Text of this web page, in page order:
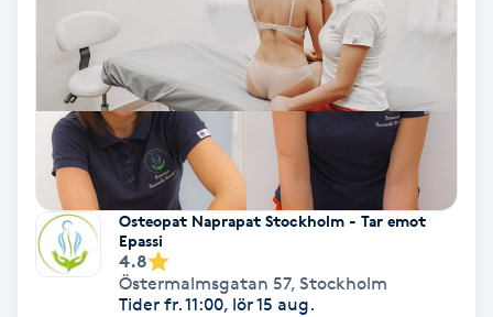
Gelenaglar
Gellack
Gellack med förstärkning
Gravidmassage
Osteopat Naprapat Stockholm - Tar emot
Epassi
4.8
Östermalmsgatan 57, Stockholm
Tider fr. 11:00, lör 15 aug.